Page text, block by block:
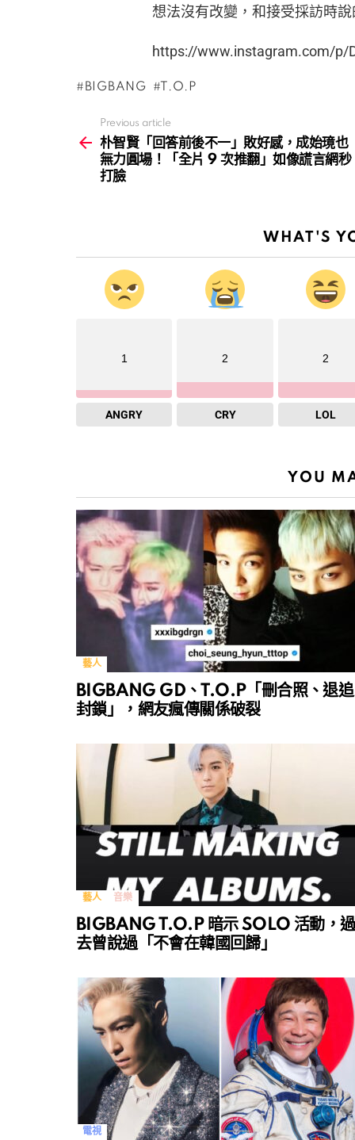
想法沒有改變，和接受採訪時
https://www.instagram.com/p/
BIGBANG T.O.P
more
Previous article
朴智賢「回答前後不一」敗好感，成始璄也
無力圓場！「全片 9 次推翻」如像謊言網秒
打臉
WHAT'S
1
ANGRY
2
CRY
2
LOL
YOU
藝人
BIGBANG GD、T.O.P「刪合照、退追
封鎖」，網友瘋傳關係破裂
藝人 音樂
BIGBANG T.O.P 暗示 SOLO 活動，過
去曾說過「不會在韓國回歸」
電視